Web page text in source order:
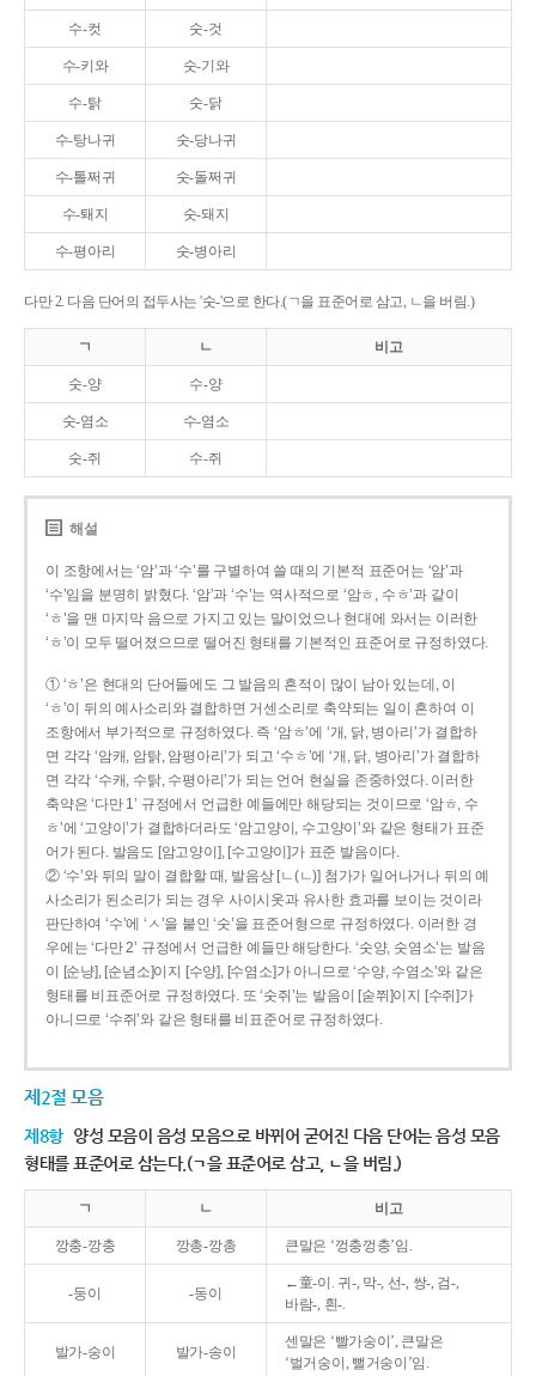
수-컷 숫-것
수-키와 숫-기와
수-탉 숫-닭
수-탕나귀 숫-당나귀
수-톨쩌귀 숫-돌쩌귀
수-퇘지 숫-돼지
수-평아리 숫-병아리
다만 2. 다음 단어의 접두사는 '숫-'으로 한다.(ㄱ을 표준어로 삼고, ㄴ을 버림.)
ㄱ ㄴ 비고
숫-양 수-양
숫-염소 수-염소
숫-쥐 수-쥐
해설
이 조항에서는 ‘암’과 ‘수’를 구별하여 쓸 때의 기본적 표준어는 ‘암’과
‘수’임을 분명히 밝혔다. ‘암’과 ‘수’는 역사적으로 ‘암ㅎ, 수ㅎ’과 같이
‘ㅎ’을 맨 마지막 음으로 가지고 있는 말이었으나 현대에 와서는 이러한
‘ㅎ’이 모두 떨어졌으므로 떨어진 형태를 기본적인 표준어로 규정하였다.
① ‘ㅎ’은 현대의 단어들에도 그 발음의 흔적이 많이 남아 있는데, 이
‘ㅎ’이 뒤의 예사소리와 결합하면 거센소리로 축약되는 일이 흔하여 이
조항에서 부가적으로 규정하였다. 즉 ‘암ㅎ’에 ‘개, 닭, 병아리’가 결합하
면 각각 ‘암캐, 암탉, 암평아리’가 되고 ‘수ㅎ’에 ‘개, 닭, 병아리’가 결합하
면 각각 ‘수캐, 수탉, 수평아리’가 되는 언어 현실을 존중하였다. 이러한
축약은 ‘다만 1’ 규정에서 언급한 예들에만 해당되는 것이므로 ‘암ㅎ, 수
ㅎ’에 ‘고양이’가 결합하더라도 ‘암고양이, 수고양이’와 같은 형태가 표준
어가 된다. 발음도 [암고양이], [수고양이]가 표준 발음이다.
② ‘수’와 뒤의 말이 결합할 때, 발음상 [ㄴ(ㄴ)] 첨가가 일어나거나 뒤의 예
사소리가 된소리가 되는 경우 사이시옷과 유사한 효과를 보이는 것이라
판단하여 ‘수’에 ‘ㅅ’을 붙인 ‘숫’을 표준어형으로 규정하였다. 이러한 경
우에는 ‘다만 2’ 규정에서 언급한 예들만 해당한다. ‘숫양, 숫염소’는 발음
이 [순냥], [순념소]이지 [수양], [수염소]가 아니므로 ‘수양, 수염소’와 같은
형태를 비표준어로 규정하였다. 또 ‘숫쥐’는 발음이 [숟쮜]이지 [수쥐]가
아니므로 ‘수쥐’와 같은 형태를 비표준어로 규정하였다.
제2절 모음
제8항 양성 모음이 음성 모음으로 바뀌어 굳어진 다음 단어는 음성 모음
형태를 표준어로 삼는다.(ㄱ을 표준어로 삼고, ㄴ을 버림.)
ㄱ ㄴ 비고
깡충-깡충 깡총-깡총 큰말은 ‘껑충껑충’임.
-둥이 -동이
←童-이. 귀-, 막-, 선-, 쌍-, 검-,
바람-, 흰-.
발가-숭이 발가-송이
센말은 ‘빨가숭이’, 큰말은
‘벌거숭이, 뻘거숭이’임.